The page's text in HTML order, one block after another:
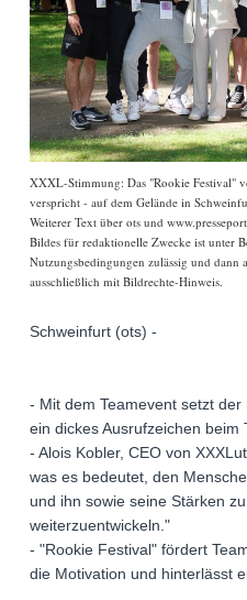
XXXL-Stimmung: Das "Rookie Festival"
verspricht - auf dem Gelände in
Weiterer Text über ots und
Bildes für redaktionelle Zwecke ist unter
Nutzungsbedingungen zulässig und
ausschließlich mit Bildrechte-Hinweis.
Schweinfurt (ots) -
- Mit dem Teamevent setzt
ein dickes Ausrufzeichen beim
- Alois Kobler, CEO von
was es bedeutet, den
und ihn sowie seine Stärken
weiterzuentwickeln."
- "Rookie Festival" fördert
die Motivation und hinterlässt